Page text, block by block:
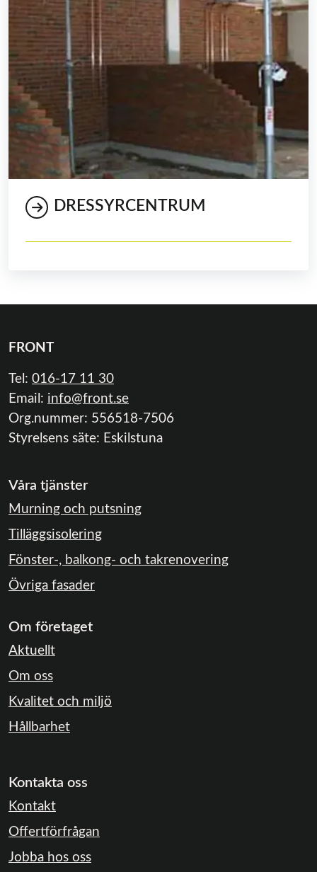
DRESSYRCENTRUM
FRONT
Tel: 016-17 11 30
Email: info@front.se
Org.nummer: 556518-7506
Styrelsens säte: Eskilstuna
Våra tjänster
Murning och putsning
Tilläggsisolering
Fönster-, balkong- och takrenovering
Övriga fasader
Om företaget
Aktuellt
Om oss
Kvalitet och miljö
Hållbarhet
Kontakta oss
Kontakt
Offertförfrågan
Jobba hos oss